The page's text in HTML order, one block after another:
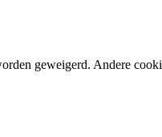
geweigerd. Andere